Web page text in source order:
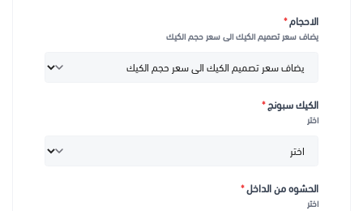
الاحجام*
يضاف سعر تصميم الكيك الى سعر حجم الكيك
الكيك سبونج*
اختر
الحشوه من الداخل*
اختر